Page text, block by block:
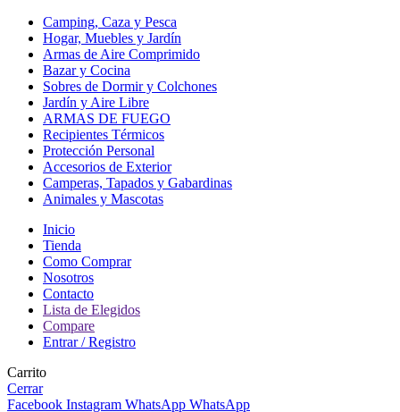
Camping, Caza y Pesca
Hogar, Muebles y Jardín
Armas de Aire Comprimido
Bazar y Cocina
Sobres de Dormir y Colchones
Jardín y Aire Libre
ARMAS DE FUEGO
Recipientes Térmicos
Protección Personal
Accesorios de Exterior
Camperas, Tapados y Gabardinas
Animales y Mascotas
Inicio
Tienda
Como Comprar
Nosotros
Contacto
Lista de Elegidos
Compare
Entrar / Registro
Carrito
Cerrar
Facebook Instagram WhatsApp WhatsApp